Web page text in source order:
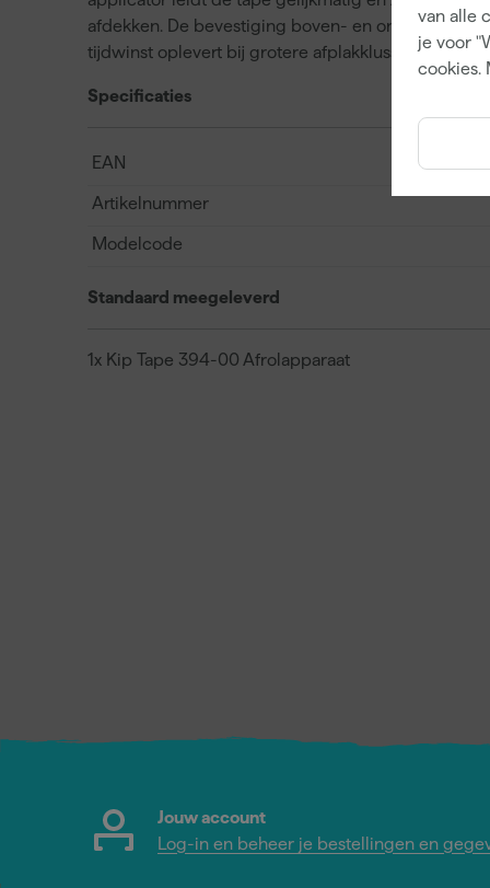
van alle
je voor
cookies.
afdekken. De bevestiging boven- en onderaan
tijdwinst oplevert bij grotere afplakklussen. Ideaal
Specificaties
EAN
Artikelnummer
Modelcode
Standaard meegeleverd
1x Kip Tape 394-00 Afrolapparaat
Jouw account
Log-in en beheer je bestellingen en